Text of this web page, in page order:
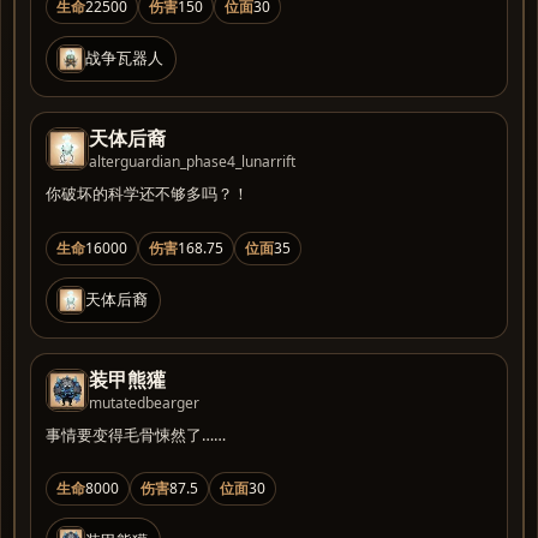
生命22500 伤害150 位面30
战争瓦器人
天体后裔
alterguardian_phase4_lunarrift
你破坏的科学还不够多吗？！
生命16000 伤害168.75 位面35
天体后裔
装甲熊獾
mutatedbearger
事情要变得毛骨悚然了……
生命8000 伤害87.5 位面30